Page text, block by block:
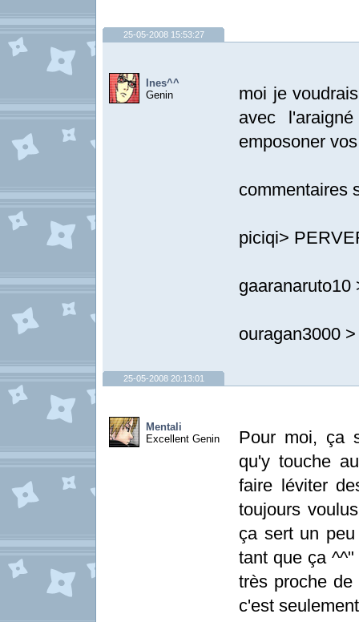
25-05-2008 15:53:27
Ines^^
Genin
moi je
avec
emposoner
commentaires
piciqi>
gaaranaruto10
ouragan3000
25-05-2008 20:13:01
Mentali
Excellent Genin
Pour moi, ça
qu'y touche
faire léviter
toujours
ça sert un
tant que ça
très proche
c'est